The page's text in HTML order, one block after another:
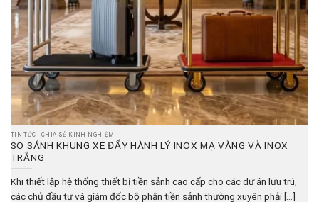
TIN TỨC - CHIA SẺ KINH NGHIỆM
SO SÁNH KHUNG XE ĐẨY HÀNH LÝ INOX MẠ VÀNG VÀ INOX
TRẮNG
Khi thiết lập hệ thống thiết bị tiền sảnh cao cấp cho các dự án lưu trú,
các chủ đầu tư và giám đốc bộ phận tiền sảnh thường xuyên phải [...]